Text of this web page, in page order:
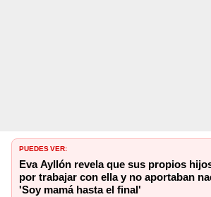
PUEDES VER:
Eva Ayllón revela que sus propios
por trabajar con ella y no aportaban
'Soy mamá hasta el final'